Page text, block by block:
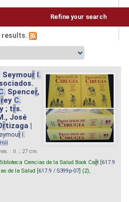
Refine your search
results.
Seymour I.
Spencer,
rey C.
; trs.
José
rtizaga |
r I.
Hill
: il. ; 27 cm.
Biblioteca Ciencias de la Salud Book Cart [ 617.9
de la Salud [ 617.9 / S399p-07 ] (2),